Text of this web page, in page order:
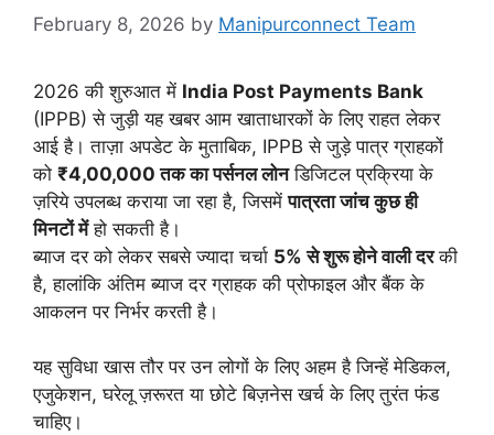
February 8, 2026 by Manipurconnect Team
2026 की शुरुआत में India Post Payments Bank
(IPPB) से जुड़ी यह खबर आम खाताधारकों के लिए राहत लेकर
आई है। ताज़ा अपडेट के मुताबिक, IPPB से जुड़े पात्र ग्राहकों
को ₹4,00,000 तक का पर्सनल लोनडिजिटल प्रक्रिया के
ज़रिये उपलब्ध कराया जा रहा है, जिसमेंपात्रता जांच कुछ ही
मिनटों मेंहो सकती है।
ब्याज दर को लेकर सबसे ज्यादा चर्चा 5% से शुरू होने वाली दरकी
है, हालांकि अंतिम ब्याज दर ग्राहक की प्रोफाइल और बैंक के
आकलन पर निर्भर करती है।
यह सुविधा खास तौर पर उन लोगों के लिए अहम है जिन्हें मेडिकल,
एजुकेशन, घरेलू ज़रूरत या छोटे बिज़नेस खर्च के लिए तुरंत फंड
चाहिए।